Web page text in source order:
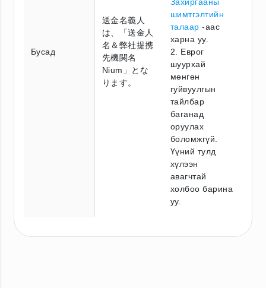
Бусад
送金名義人
は、「送金人
名＆弊社提携
先機関名
Nium」とな
ります。
шимтгэлтийн
талаар -аас
харна уу.
2. Еврог
шуурхай
мөнгөн
гуйвуулгын
тайлбар
баганад
оруулах
боломжгүй.
Үүний тулд
хүлээн
авагчтай
холбоо барина
уу.